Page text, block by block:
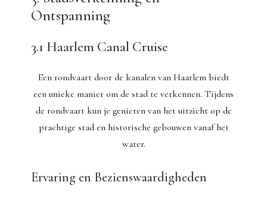
Ontspanning
3.1 Haarlem Canal Cruise
Een rondvaart door de kanalen van Haarlem biedt
een unieke manier om de stad te verkennen. Tijdens
de rondvaart kun je genieten van het uitzicht op de
prachtige stad en historische gebouwen vanaf het
water.
Ervaring en Bezienswaardigheden